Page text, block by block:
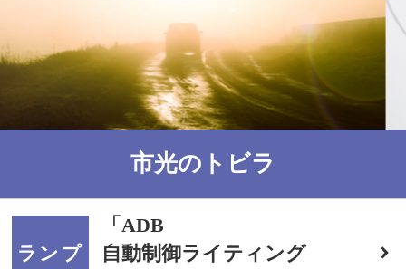
CSRの取り組み
採用情報
お問い合わせ
市光のトビラ
ランプ
「ADB
自動制御ライティング